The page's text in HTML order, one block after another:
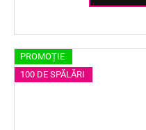
PROMOȚIE
100 DE SPĂLĂRI